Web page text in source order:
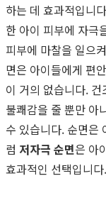
하는 데 효과적입니
한 아이 피부에 자극
피부에 마찰을 일으
면은 아이들에게 편
이 거의 없습니다.
불쾌감을 줄 뿐만 아
수 있습니다. 순면은
럼 저자극 순면은 아
효과적인 선택입니다.